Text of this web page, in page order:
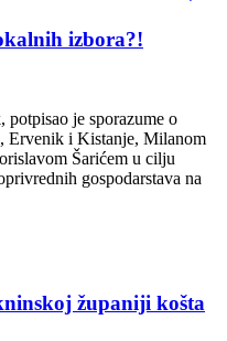
izbora?!
je sporazume o
Ervenik i Kistanje, Milanom
Šarićem u cilju
gospodarstava na
županiji košta